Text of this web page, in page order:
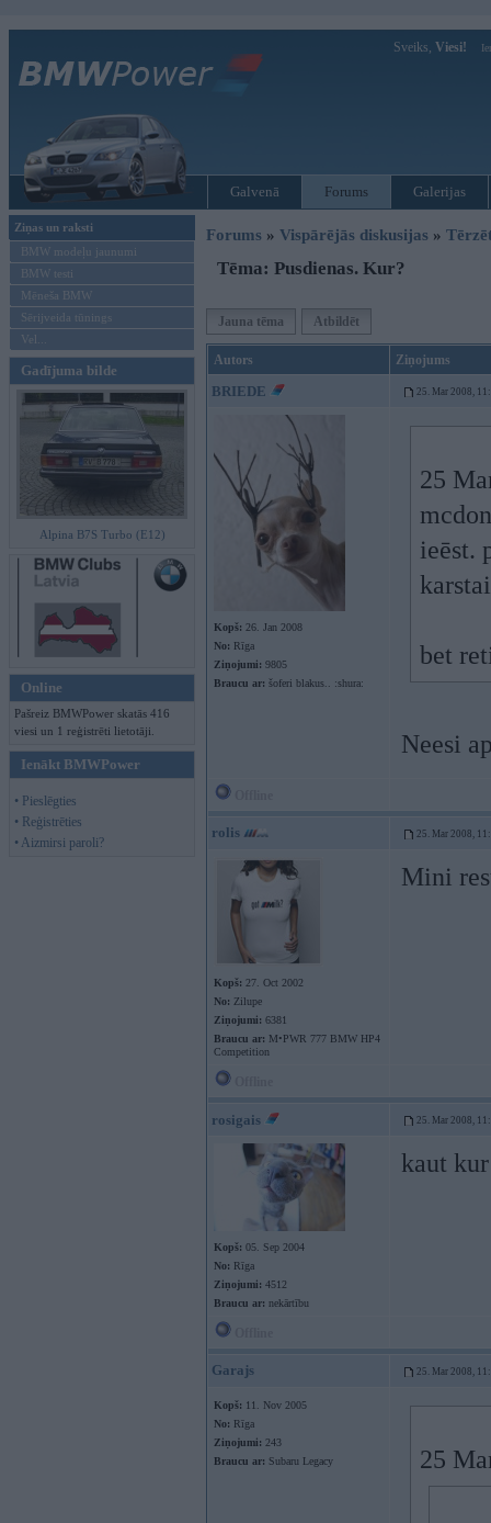
Sveiks, Viesi!
Galvenā Forums Galerijas
Ziņas un raksti
BMW modeļu jaunumi
BMW testi
Mēneša BMW
Sērijveida tūnings
Vel...
Gadījuma bilde
Alpina B7S Turbo (E12)
Online
Pašreiz BMWPower skatās 416
viesi un 1 reģistrēti lietotāji.
Ienākt BMWPower
• Pieslēgties
• Reģistrēties
• Aizmirsi paroli?
Forums » Vispārējās diskusijas »
Tēma: Pusdienas. Kur?
Jauna tēma Atbildēt
Autors Ziņojums
BRIEDE 25. Mar 2008,
Kopš: 26. Jan 2008
No: Rīga
Ziņojumi: 9805
Braucu ar: šoferi blakus.. :shura:
25
ieēst.
bet
Neesi
rolis 25. Mar 2008,
Kopš: 27. Oct 2002
No: Zilupe
Ziņojumi: 6381
Braucu ar: M•PWR 777 BMW HP4
Competition
Mini
rosigais 25. Mar 2008,
Kopš: 05. Sep 2004
No: Rīga
Ziņojumi: 4512
Braucu ar: nekārtību
kaut
Garajs 25. Mar 2008,
Kopš: 11. Nov 2005
No: Rīga
Ziņojumi: 243
Braucu ar: Subaru Legacy 25